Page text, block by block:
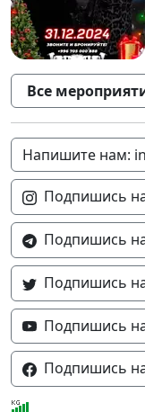
Все
Напишите нам:
Подпишись
Подпишись
Подпишись
Подпишись
Подпишись